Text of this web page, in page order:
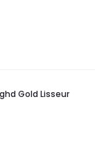
ghd Gold Lisseur